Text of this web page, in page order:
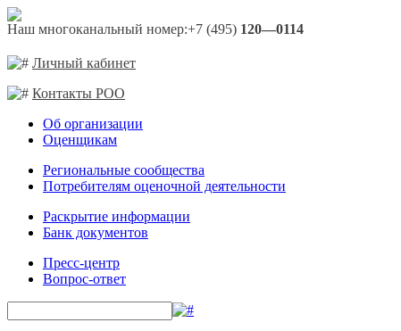
Наш многоканальный номер:+7 (495) 120—0114
Личный кабинет
Контакты РОО
Об организации
Оценщикам
Региональные сообщества
Потребителям оценочной деятельности
Раскрытие информации
Банк документов
Пресс-центр
Вопрос-ответ